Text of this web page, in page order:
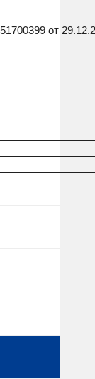
от